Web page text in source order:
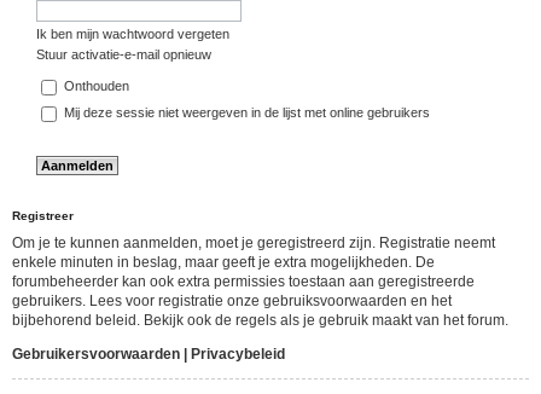
Ik ben mijn wachtwoord vergeten
Stuur activatie-e-mail opnieuw
Onthouden
Mij deze sessie niet weergeven in de lijst met online gebruikers
Registreer
Om je te kunnen aanmelden, moet je geregistreerd zijn. Registratie neemt
enkele minuten in beslag, maar geeft je extra mogelijkheden. De
forumbeheerder kan ook extra permissies toestaan aan geregistreerde
gebruikers. Lees voor registratie onze gebruiksvoorwaarden en het
bijbehorend beleid. Bekijk ook de regels als je gebruik maakt van het forum.
Gebruikersvoorwaarden
Privacybeleid